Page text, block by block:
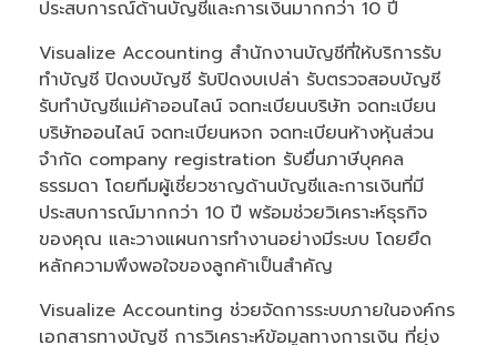
ประสบการณ์ด้านบัญชีและการเงินมากกว่า 10 ปี
Visualize Accounting สำนักงานบัญชีที่ให้บริการรับ
ทำบัญชี ปิดงบบัญชี รับปิดงบเปล่า รับตรวจสอบบัญชี
รับทําบัญชีแม่ค้าออนไลน์ จดทะเบียนบริษัท จดทะเบียน
บริษัทออนไลน์ จดทะเบียนหจก จดทะเบียนห้างหุ้นส่วน
จำกัด company registration รับยื่นภาษีบุคคล
ธรรมดา โดยทีมผู้เชี่ยวชาญด้านบัญชีและการเงินที่มี
ประสบการณ์มากกว่า 10 ปี พร้อมช่วยวิเคราะห์ธุรกิจ
ของคุณ และวางแผนการทำงานอย่างมีระบบ โดยยึด
หลักความพึงพอใจของลูกค้าเป็นสำคัญ
Visualize Accounting ช่วยจัดการระบบภายในองค์กร
เอกสารทางบัญชี การวิเคราะห์ข้อมูลทางการเงิน ที่ยุ่ง